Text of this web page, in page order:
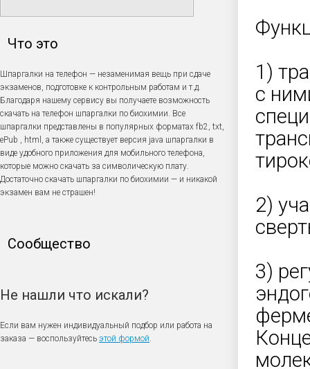
Что это
Шпаргалки на телефон — незаменимая вещь при сдаче
экзаменов, подготовке к контрольным работам и т.д.
Благодаря нашему сервису вы получаете возможность
скачать на телефон шпаргалки по биохимии. Все
шпаргалки представлены в популярных форматах fb2, txt,
ePub , html, а также существует версия java шпаргалки в
виде удобного приложения для мобильного телефона,
которые можно скачать за символическую плату.
Достаточно скачать шпаргалки по биохимии — и никакой
экзамен вам не страшен!
Сообщество
Не нашли что искали?
Если вам нужен индивидуальный подбор или работа на
заказа — воспользуйтесь этой формой.
1)
с
2)
3)